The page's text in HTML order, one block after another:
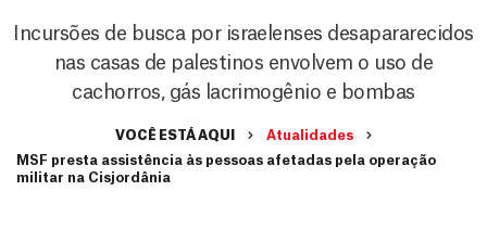
Incursões de busca por israelenses desapararecidos
nas casas de palestinos envolvem o uso de
cachorros, gás lacrimogênio e bombas
VOCÊ ESTÁ AQUI
Atualidades
MSF presta assistência às pessoas afetadas pela operação
militar na Cisjordânia